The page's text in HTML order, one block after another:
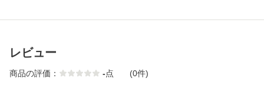
レビュー
商品の評価： -点 (0件)